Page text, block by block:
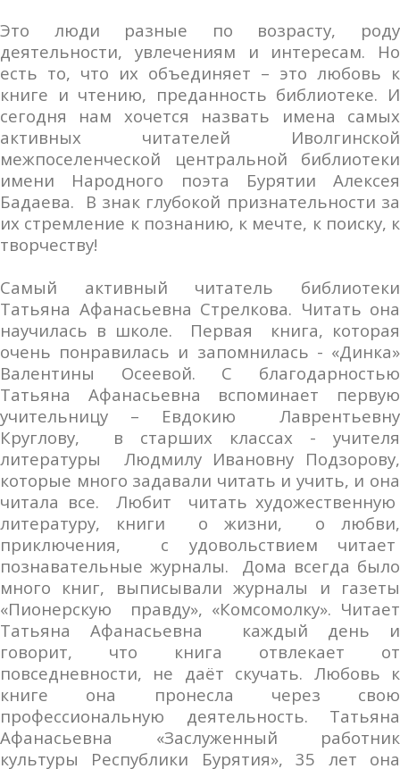
Это люди разные по возрасту, роду
деятельности, увлечениям и интересам. Но
есть то, что их объединяет – это любовь к
книге и чтению, преданность библиотеке. И
сегодня нам хочется назвать имена самых
активных читателей Иволгинской
межпоселенческой центральной библиотеки
имени Народного поэта Бурятии Алексея
Бадаева. В знак глубокой признательности за
их стремление к познанию, к мечте, к поиску, к
творчеству!
Самый активный читатель библиотеки
Татьяна Афанасьевна Стрелкова. Читать она
научилась в школе. Первая книга, которая
очень понравилась и запомнилась - «Динка»
Валентины Осеевой. С благодарностью
Татьяна Афанасьевна вспоминает первую
учительницу – Евдокию Лаврентьевну
Круглову, в старших классах - учителя
литературы Людмилу Ивановну Подзорову,
которые много задавали читать и учить, и она
читала все. Любит читать художественную
литературу, книги о жизни, о любви,
приключения, с удовольствием читает
познавательные журналы. Дома всегда было
много книг, выписывали журналы и газеты
«Пионерскую правду», «Комсомолку». Читает
Татьяна Афанасьевна каждый день и
говорит, что книга отвлекает от
повседневности, не даёт скучать. Любовь к
книге она пронесла через свою
профессиональную деятельность. Татьяна
Афанасьевна «Заслуженный работник
культуры Республики Бурятия», 35 лет она